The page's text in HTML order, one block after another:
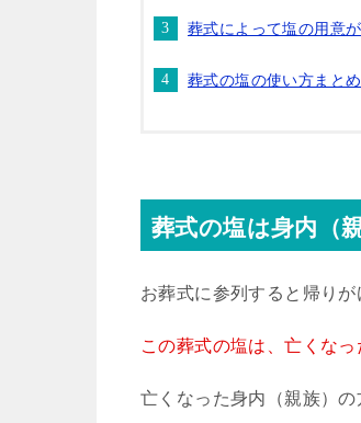
葬式によって塩の用意
葬式の塩の使い方まとめ
葬式の塩は身内（
お葬式に参列すると帰りが
この葬式の塩は、亡くな
亡くなった身内（親族）